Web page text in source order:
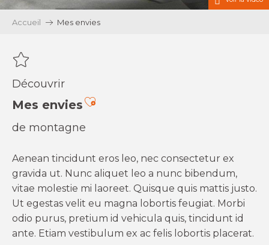
Accueil Mes envies
Découvrir
Mes enviesAjouter aux favoris
de montagne
Aenean tincidunt eros leo, nec consectetur ex
gravida ut. Nunc aliquet leo a nunc bibendum,
vitae molestie mi laoreet. Quisque quis mattis justo.
Ut egestas velit eu magna lobortis feugiat. Morbi
odio purus, pretium id vehicula quis, tincidunt id
ante. Etiam vestibulum ex ac felis lobortis placerat.